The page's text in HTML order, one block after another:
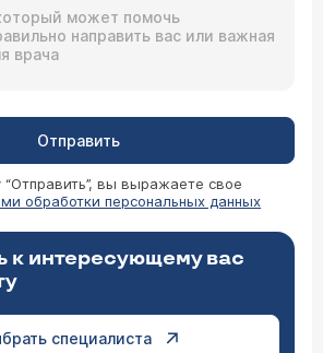
Отправить
вы выражаете свое
обработки персональных данных
к интересующему вас
специалиста